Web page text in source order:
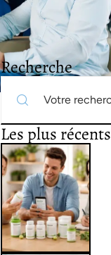
Recherche
Les plus récents